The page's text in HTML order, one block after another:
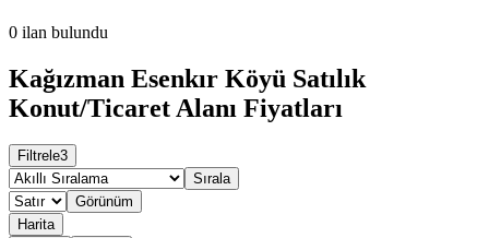
0 ilan bulundu
Kağızman Esenkır Köyü Satılık
Konut/Ticaret Alanı Fiyatları
Filtrele3
Sırala
Görünüm
Harita